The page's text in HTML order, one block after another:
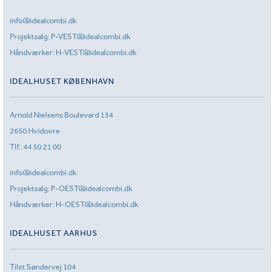
info@idealcombi.dk
Projektsalg: P-VEST@idealcombi.dk
Håndværker: H-VEST@idealcombi.dk
IDEALHUSET KØBENHAVN
Arnold Nielsens Boulevard 134
2650 Hvidovre
Tlf.:44 50 21 00
info@idealcombi.dk
Projektsalg: P-OEST@idealcombi.dk
Håndværker: H-OEST@idealcombi.dk
IDEALHUSET AARHUS
Tilst Søndervej 104